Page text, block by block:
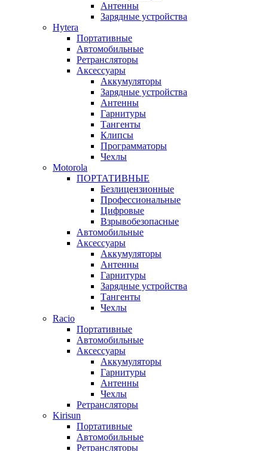
Антенны
Зарядные устройства
Hytera
Портативные
Автомобильные
Ретрансляторы
Аксессуары
Аккумуляторы
Зарядные устройства
Антенны
Гарнитуры
Тангенты
Клипсы
Программаторы
Чехлы
Motorola
ПОРТАТИВНЫЕ
Безлицензионные
Профессиональные
Цифровые
Взрывобезопасные
Автомобильные
Аксессуары
Аккумуляторы
Антенны
Гарнитуры
Зарядные устройства
Тангенты
Чехлы
Racio
Портативные
Автомобильные
Аксессуары
Аккумуляторы
Гарнитуры
Антенны
Чехлы
Ретрансляторы
Kirisun
Портативные
Автомобильные
Ретрансляторы